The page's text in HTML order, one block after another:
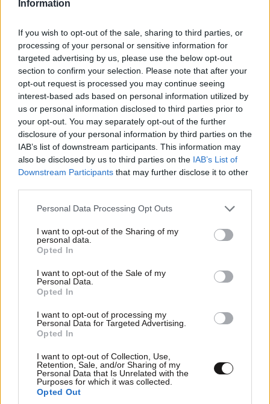
Information
If you wish to opt-out of the sale, sharing to third parties, or
processing of your personal or sensitive information for
targeted advertising by us, please use the below opt-out
section to confirm your selection. Please note that after your
opt-out request is processed you may continue seeing
interest-based ads based on personal information utilized by
us or personal information disclosed to third parties prior to
your opt-out. You may separately opt-out of the further
disclosure of your personal information by third parties on the
IAB’s list of downstream participants. This information may
also be disclosed by us to third parties on the IAB’s List of
Downstream Participants that may further disclose it to other
Please note that this website/app uses one or more Google
not limited to your visit or usage behaviour. You may click to
grant or deny consent to Google and its third-party tags to
use your data for below specified purposes in below Google
consent section.
Personal Data Processing Opt Outs
I want to opt-out of the Sharing of my
personal data.
Opted In
I want to opt-out of the Sale of my
Personal Data.
Opted In
I want to opt-out of processing my
Personal Data for Targeted Advertising.
Opted In
I want to opt-out of Collection, Use,
Retention, Sale, and/or Sharing of my
Personal Data that Is Unrelated with the
Purposes for which it was collected.
Opted Out
Απαντήστε
noway.. 25·06·2020 11:21
Όλα για το παγκάρι..
Απαντήστε
και είναι Αχορταγη
Οικοπεδοφαγος
25·06·2020
10:55
TRENDING